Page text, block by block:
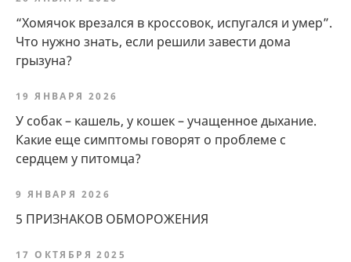
“Хомячок врезался в кроссовок, испугался и умер”.
Что нужно знать, если решили завести дома
грызуна?
19 ЯНВАРЯ 2026
У собак – кашель, у кошек – учащенное дыхание.
Какие еще симптомы говорят о проблеме с
сердцем у питомца?
9 ЯНВАРЯ 2026
5 ПРИЗНАКОВ ОБМОРОЖЕНИЯ
17 ОКТЯБРЯ 2025